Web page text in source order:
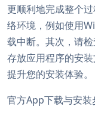
更顺利地完成整个
络环境，例如使用
载中断。其次，请
存放应用程序的安
提升您的安装体验。
官方App下载与安装